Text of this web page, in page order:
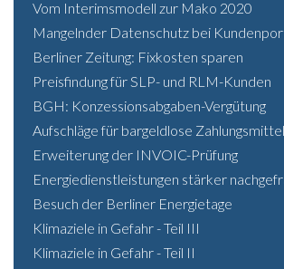
Vom Interimsmodell zur Mako 2020
Mangelnder Datenschutz bei
Berliner Zeitung: Fixkosten sparen
Preisfindung für SLP- und RLM-Kunden
BGH: Konzessionsabgaben-Vergütung
Aufschläge für bargeldlose Zahlungsmittel
Erweiterung der INVOIC-Prüfung
Energiedienstleistungen stärker
Besuch der Berliner Energietage
Klimaziele in Gefahr - Teil III
Klimaziele in Gefahr - Teil II